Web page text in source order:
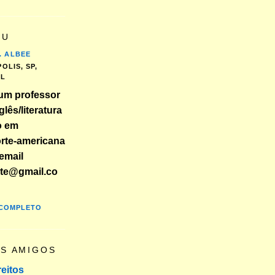
ALBEE
SP,
professor
literatura
em
americana
AMIGOS